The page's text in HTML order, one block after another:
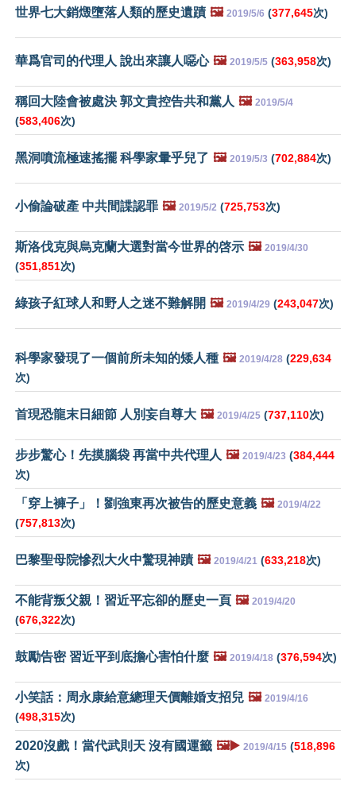
世界七大銷燬墮落人類的歷史遺蹟 🖼️ 2019/5/6 (377,645次)
華爲官司的代理人 說出來讓人噁心 🖼️ 2019/5/5 (363,958次)
稱回大陸會被處決 郭文貴控告共和黨人 🖼️ 2019/5/4
(583,406次)
黑洞噴流極速搖擺 科學家暈乎兒了 🖼️ 2019/5/3 (702,884次)
小偷論破產 中共間諜認罪 🖼️ 2019/5/2 (725,753次)
斯洛伐克與烏克蘭大選對當今世界的啓示 🖼️ 2019/4/30
(351,851次)
綠孩子紅球人和野人之迷不難解開 🖼️ 2019/4/29 (243,047次)
科學家發現了一個前所未知的矮人種 🖼️ 2019/4/28 (229,634
次)
首現恐龍末日細節 人別妄自尊大 🖼️ 2019/4/25 (737,110次)
步步驚心！先摸腦袋 再當中共代理人 🖼️ 2019/4/23 (384,444
次)
「穿上褲子」！劉強東再次被告的歷史意義 🖼️ 2019/4/22
(757,813次)
巴黎聖母院慘烈大火中驚現神蹟 🖼️ 2019/4/21 (633,218次)
不能背叛父親！習近平忘卻的歷史一頁 🖼️ 2019/4/20
(676,322次)
鼓勵告密 習近平到底擔心害怕什麼 🖼️ 2019/4/18 (376,594次)
小笑話：周永康給意總理天價離婚支招兒 🖼️ 2019/4/16
(498,315次)
2020沒戲！當代武則天 沒有國運籤 🖼️▶️ 2019/4/15 (518,896
次)